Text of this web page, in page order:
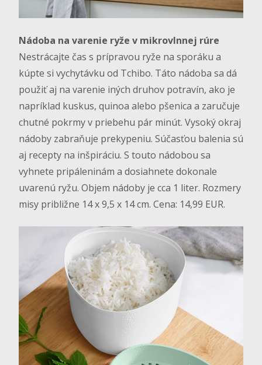
Nádoba na varenie ryže v mikrovlnnej rúre
Nestrácajte čas s prípravou ryže na sporáku a
kúpte si vychytávku od Tchibo. Táto nádoba sa dá
použiť aj na varenie iných druhov potravín, ako je
napríklad kuskus, quinoa alebo pšenica a zaručuje
chutné pokrmy v priebehu pár minút. Vysoký okraj
nádoby zabraňuje prekypeniu. Súčasťou balenia sú
aj recepty na inšpiráciu. S touto nádobou sa
vyhnete pripáleninám a dosiahnete dokonale
uvarenú ryžu. Objem nádoby je cca 1 liter. Rozmery
misy približne 14 x 9,5 x 14 cm. Cena: 14,99 EUR.